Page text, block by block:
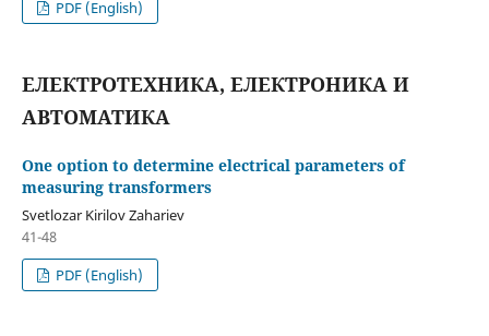
PDF (English)
ЕЛЕКТРОТЕХНИКА, ЕЛЕКТРОНИКА И
АВТОМАТИКА
One option to determine electrical parameters of
measuring transformers
Svetlozar Kirilov Zahariev
41-48
PDF (English)